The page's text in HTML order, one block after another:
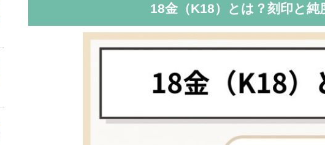
18金（K18）とは？刻印と純